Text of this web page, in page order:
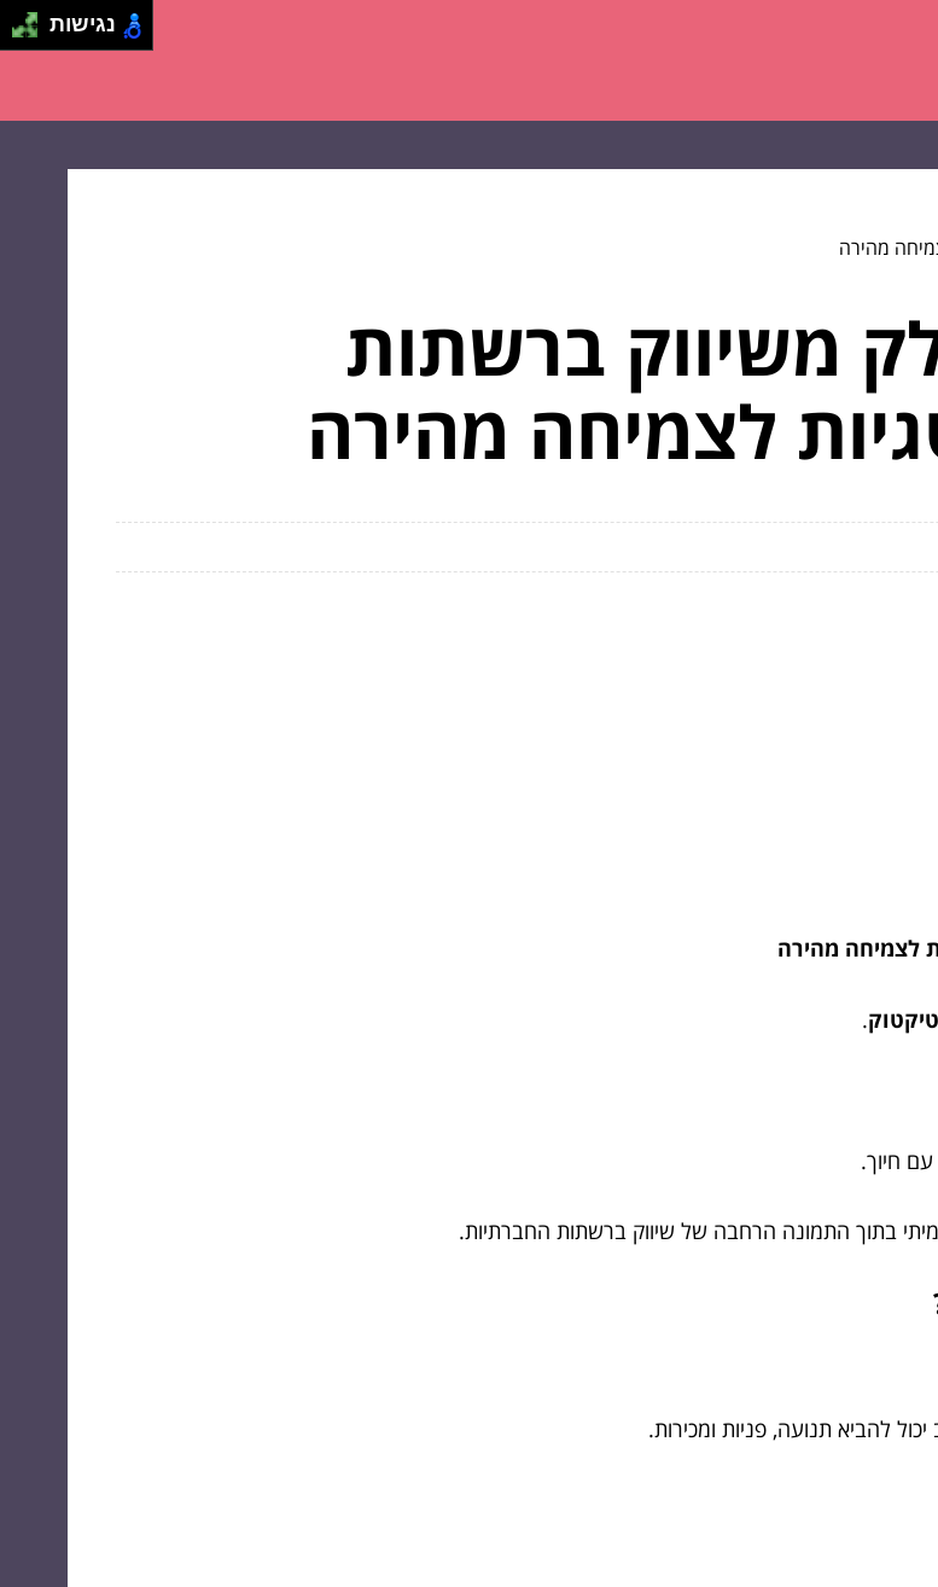
מהירה
משיווק ברשתות
לצמיחה מהירה
לצמיחה מהירה
.
חיוך.
בתוך התמונה הרחבה של שיווק ברשתות החברתיות.
להביא תנועה, פניות ומכירות.
נגישות